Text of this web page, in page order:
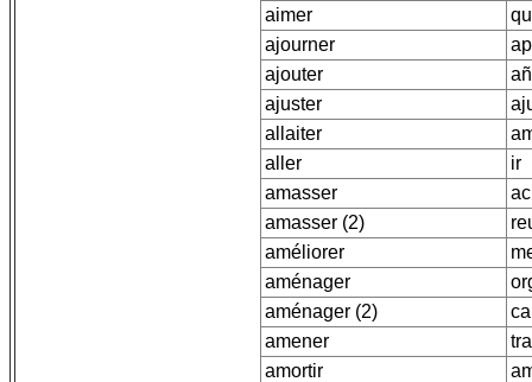
aimer
ajourner
ajouter
ajuster
allaiter
aller
ir
amasser
amasser (2)
améliorer
aménager
aménager (2)
amener
amortir